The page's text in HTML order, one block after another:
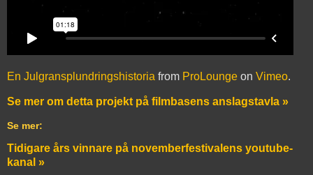
En Julgransplundringshistoria from ProLounge on Vimeo.
Se mer om detta projekt på filmbasens anslagstavla »
Se mer:
Tidigare års vinnare på novemberfestivalens youtube-
kanal »